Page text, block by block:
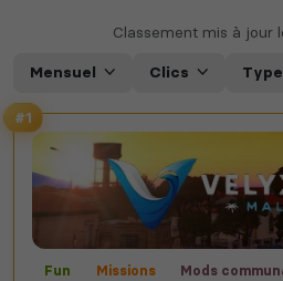
Classement mis à jour
Mensuel Clics Type
#1
Fun Missions Mods